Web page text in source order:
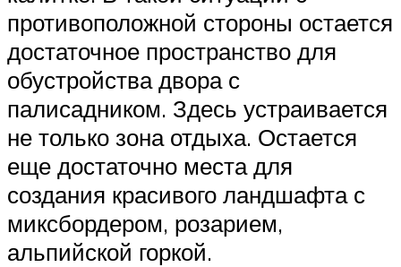
противоположной стороны остается
достаточное пространство для
обустройства двора с
палисадником. Здесь устраивается
не только зона отдыха. Остается
еще достаточно места для
создания красивого ландшафта с
миксбордером, розарием,
альпийской горкой.